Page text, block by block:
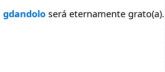
gdandolo será eternamente grato(a).